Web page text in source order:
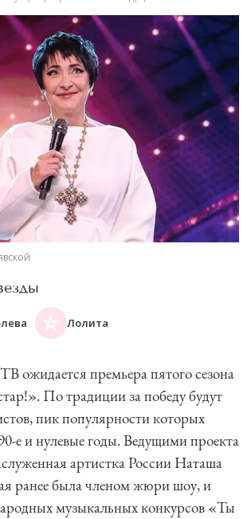
Лолита
ожидается премьера пятого сезона
По традиции за победу будут
пик популярности которых
е и нулевые годы. Ведущими проекта
артистка России Наташа
ранее была членом жюри шоу, и
музыкальных конкурсов «Ты